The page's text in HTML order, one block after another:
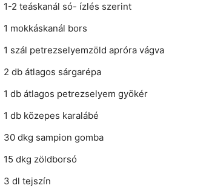
1-2 teáskanál só- ízlés szerint
1 mokkáskanál bors
1 szál petrezselyemzöld apróra vágva
2 db átlagos sárgarépa
1 db átlagos petrezselyem gyökér
1 db közepes karalábé
30 dkg sampion gomba
15 dkg zöldborsó
3 dl tejszín